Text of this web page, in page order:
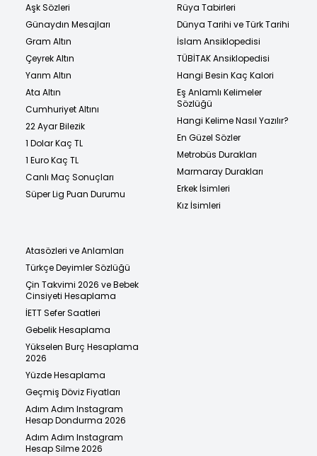
Aşk Sözleri
Günaydın Mesajları
Gram Altın
Çeyrek Altın
Yarım Altın
Ata Altın
Cumhuriyet Altını
22 Ayar Bilezik
1 Dolar Kaç TL
1 Euro Kaç TL
Canlı Maç Sonuçları
Süper Lig Puan Durumu
Rüya Tabirleri
Dünya Tarihi ve Türk Tarihi
İslam Ansiklopedisi
TÜBİTAK Ansiklopedisi
Hangi Besin Kaç Kalori
Eş Anlamlı Kelimeler
Sözlüğü
Hangi Kelime Nasıl Yazılır?
En Güzel Sözler
Metrobüs Durakları
Marmaray Durakları
Erkek İsimleri
Kız İsimleri
Atasözleri ve Anlamları
Türkçe Deyimler Sözlüğü
Çin Takvimi 2026 ve Bebek
Cinsiyeti Hesaplama
İETT Sefer Saatleri
Gebelik Hesaplama
Yükselen Burç Hesaplama
2026
Yüzde Hesaplama
Geçmiş Döviz Fiyatları
Adım Adım Instagram
Hesap Dondurma 2026
Adım Adım Instagram
Hesap Silme 2026